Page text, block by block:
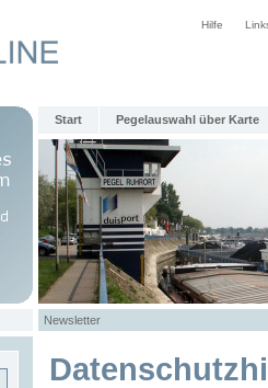
Hilfe
Start Pegelauswahl über Karte
Newsletter